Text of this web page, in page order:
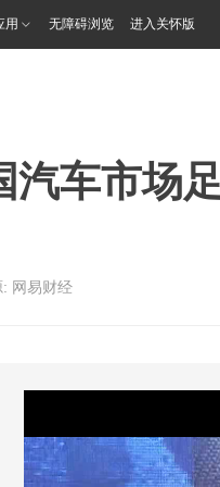
用 无障碍浏览 进入关怀版
汽车市场
网易财经